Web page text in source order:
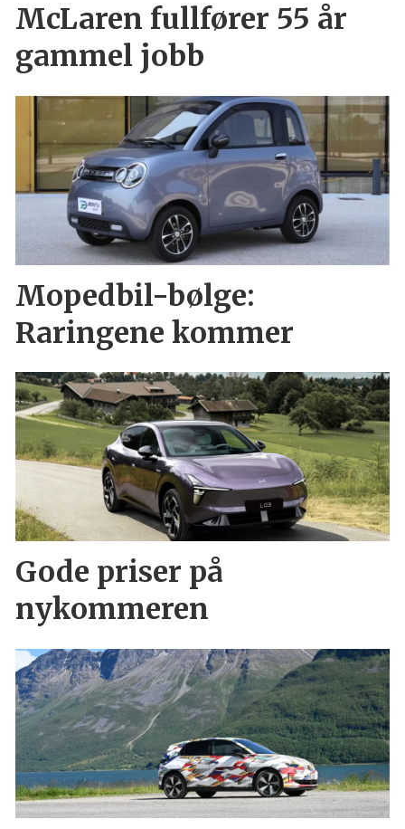
McLaren fullfører 55 år
gammel jobb
Mopedbil-bølge:
Raringene kommer
Gode priser på
nykommeren